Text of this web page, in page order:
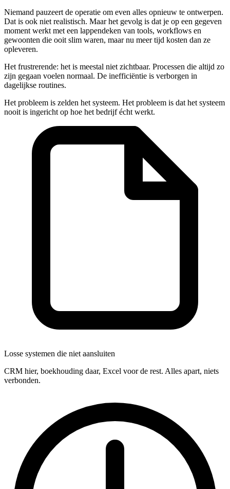
Niemand pauzeert de operatie om even alles opnieuw te ontwerpen.
Dat is ook niet realistisch. Maar het gevolg is dat je op een gegeven
moment werkt met een lappendeken van tools, workflows en
gewoonten die ooit slim waren, maar nu meer tijd kosten dan ze
opleveren.
Het frustrerende: het is meestal niet zichtbaar. Processen die altijd zo
zijn gegaan voelen normaal. De inefficiëntie is verborgen in
dagelijkse routines.
Het probleem is zelden het systeem. Het probleem is dat het systeem
nooit is ingericht op hoe het bedrijf écht werkt.
Losse systemen die niet aansluiten
CRM hier, boekhouding daar, Excel voor de rest. Alles apart, niets
verbonden.